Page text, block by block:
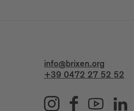
info@brixen.org
+39 0472 27 52 52